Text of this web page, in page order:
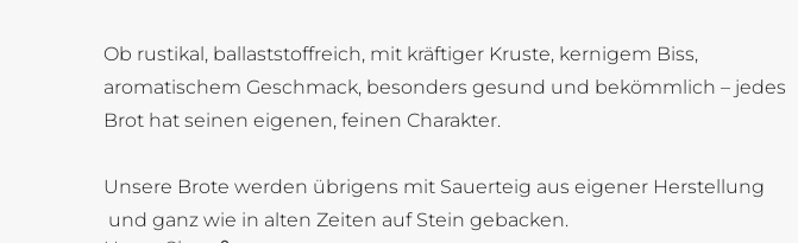
Ob rustikal, ballaststoffreich, mit kräftiger Kruste, kernigem Biss,
aromatischem Geschmack, besonders gesund und bekömmlich – jedes
Brot hat seinen eigenen, feinen Charakter.
Unsere Brote werden übrigens mit Sauerteig aus eigener Herstellung
und ganz wie in alten Zeiten auf Stein gebacken.